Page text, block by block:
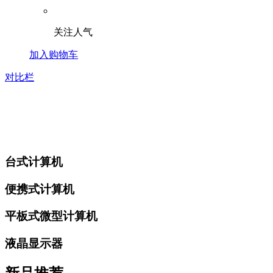
关注人气
加入购物车
对比栏
台式计算机
便携式计算机
平板式微型计算机
液晶显示器